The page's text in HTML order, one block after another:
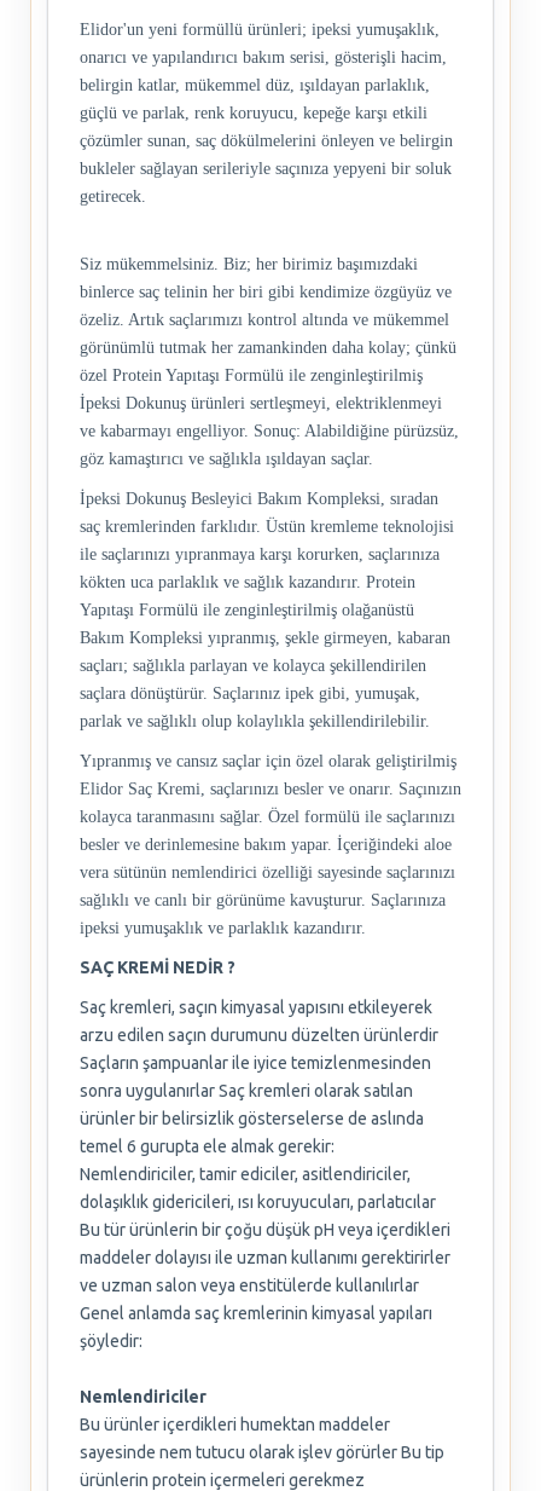
Elidor'un yeni formüllü ürünleri; ipeksi yumuşaklık,
onarıcı ve yapılandırıcı bakım serisi, gösterişli hacim,
belirgin katlar, mükemmel düz, ışıldayan parlaklık,
güçlü ve parlak, renk koruyucu, kepeğe karşı etkili
çözümler sunan, saç dökülmelerini önleyen ve belirgin
bukleler sağlayan serileriyle saçınıza yepyeni bir soluk
getirecek.
Siz mükemmelsiniz. Biz; her birimiz başımızdaki
binlerce saç telinin her biri gibi kendimize özgüyüz ve
özeliz. Artık saçlarımızı kontrol altında ve mükemmel
görünümlü tutmak her zamankinden daha kolay; çünkü
özel Protein Yapıtaşı Formülü ile zenginleştirilmiş
İpeksi Dokunuş ürünleri sertleşmeyi, elektriklenmeyi
ve kabarmayı engelliyor. Sonuç: Alabildiğine pürüzsüz,
göz kamaştırıcı ve sağlıkla ışıldayan saçlar.
İpeksi Dokunuş Besleyici Bakım Kompleksi, sıradan
saç kremlerinden farklıdır. Üstün kremleme teknolojisi
ile saçlarınızı yıpranmaya karşı korurken, saçlarınıza
kökten uca parlaklık ve sağlık kazandırır. Protein
Yapıtaşı Formülü ile zenginleştirilmiş olağanüstü
Bakım Kompleksi yıpranmış, şekle girmeyen, kabaran
saçları; sağlıkla parlayan ve kolayca şekillendirilen
saçlara dönüştürür. Saçlarınız ipek gibi, yumuşak,
parlak ve sağlıklı olup kolaylıkla şekillendirilebilir.
Yıpranmış ve cansız saçlar için özel olarak geliştirilmiş
Elidor Saç Kremi, saçlarınızı besler ve onarır. Saçınızın
kolayca taranmasını sağlar. Özel formülü ile saçlarınızı
besler ve derinlemesine bakım yapar. İçeriğindeki aloe
vera sütünün nemlendirici özelliği sayesinde saçlarınızı
sağlıklı ve canlı bir görünüme kavuşturur. Saçlarınıza
ipeksi yumuşaklık ve parlaklık kazandırır.
SAÇ KREMİ NEDİR ?
Saç kremleri, saçın kimyasal yapısını etkileyerek
arzu edilen saçın durumunu düzelten ürünlerdir
Saçların şampuanlar ile iyice temizlenmesinden
sonra uygulanırlar Saç kremleri olarak satılan
ürünler bir belirsizlik gösterselerse de aslında
temel 6 gurupta ele almak gerekir:
Nemlendiriciler, tamir ediciler, asitlendiriciler,
dolaşıklık gidericileri, ısı koruyucuları, parlatıcılar
Bu tür ürünlerin bir çoğu düşük pH veya içerdikleri
maddeler dolayısı ile uzman kullanımı gerektirirler
ve uzman salon veya enstitülerde kullanılırlar
Genel anlamda saç kremlerinin kimyasal yapıları
şöyledir:
Nemlendiriciler
Bu ürünler içerdikleri humektan maddeler
sayesinde nem tutucu olarak işlev görürler Bu tip
ürünlerin protein içermeleri gerekmez